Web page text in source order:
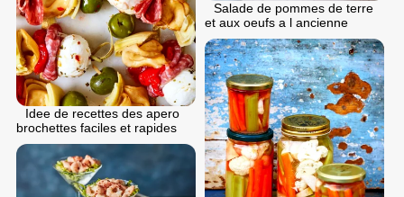
Idee de recettes des apero
brochettes faciles et rapides
Salade de pommes de terre
et aux oeufs a l ancienne